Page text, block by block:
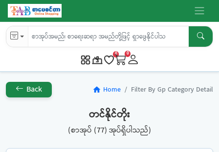
0 0
Back home Home Filter By Gp Category Detail
တင်နိုင်တိုး
(စာအုပ် (77) အုပ်ရှိပါသည်)